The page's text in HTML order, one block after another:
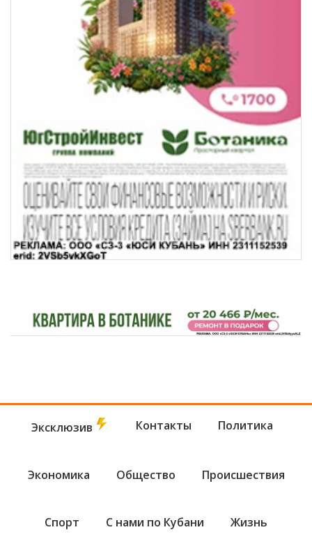
Эксклюзив Контакты Политика
Экономика Общество Происшествия
Спорт С нами по Кубани Жизнь